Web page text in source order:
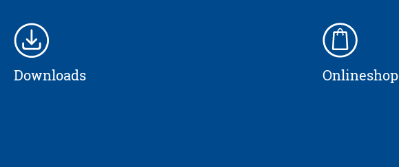
Downloads Onlineshop